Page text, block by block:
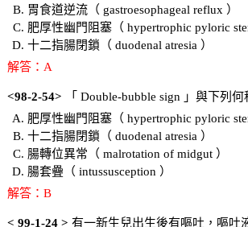
胃食道逆流（ gastroesophageal reflux ）
肥厚性幽門阻塞（ hypertrophic pyloric
十二指腸閉鎖（ duodenal atresia ）
解答：A
<98-2-54>
「 Double-bubble sign 」與下列
肥厚性幽門阻塞（ hypertrophic pyloric
十二指腸閉鎖（ duodenal atresia ）
腸轉位異常（ malrotation of midgut ）
腸套疊（ intussusception ）
解答：B
< 99-1-24 > 有一新生兒出生後有嘔吐，嘔吐